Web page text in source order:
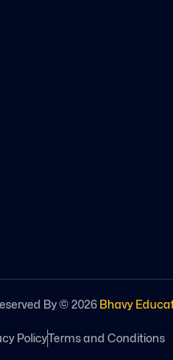
By © 2026 Bhavy
PolicyTerms and Conditions